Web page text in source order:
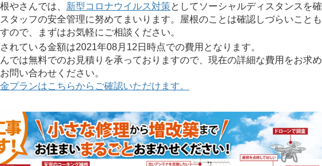
やさんでは、 新型コロナウイルス対策としてソーシャルディスタンスを確
タッフの安全管理に努めてまいります。屋根のことは確認しづらいことも
ので、まずはお気軽にご相談ください。
れている金額は2021年08月12日時点での費用となります。
では無料でのお見積りを承っておりますので、現在の詳細な費用をお求め
問い合わせください。
プランはこちらからご確認いただけます。